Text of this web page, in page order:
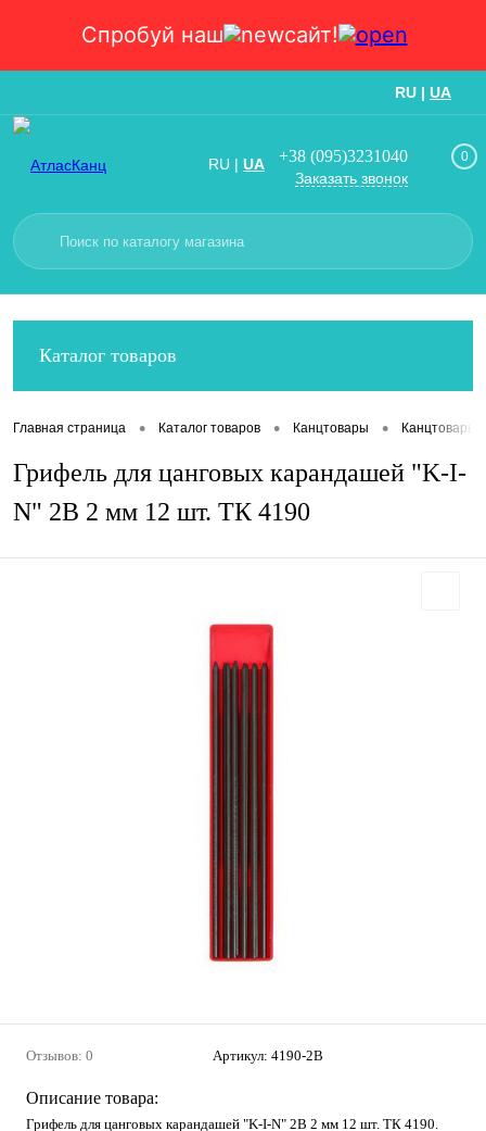
Спробуй наш сайт!
RU | UA
RU | UA +38 (095)3231040
Заказать звонок
0
Каталог товаров
Главная страница • Каталог товаров • Канцтовары • Канцтовары
Грифель для цанговых карандашей "K-I-
N" 2В 2 мм 12 шт. ТК 4190
Отзывов: 0 Артикул: 4190-2В
Описание товара:
Грифель для цанговых карандашей "K-I-N" 2В 2 мм 12 шт. ТК 4190.